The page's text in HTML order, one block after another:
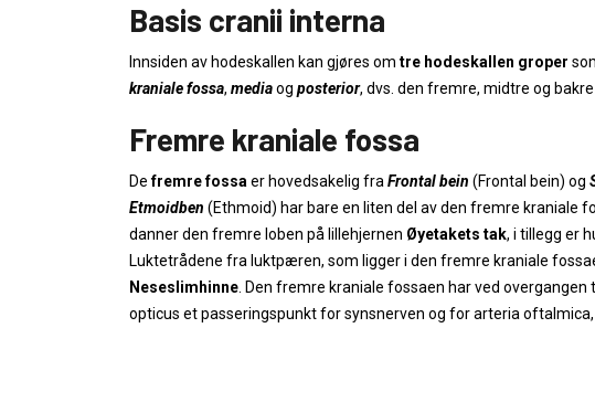
Basis cranii interna
Innsiden av hodeskallen kan gjøres om tre hodeskallen groper
kraniale fossa, mediaog posterior, dvs. den fremre, midtre og bakre
Fremre kraniale fossa
Defremre fossa er hovedsakelig fra Frontal bein (Frontal bein) og
Etmoidben (Ethmoid) har bare en liten del av den fremre kraniale
danner den fremre loben på lillehjernen Øyetakets tak, i tillegg er
Luktetrådene fra luktpæren, som ligger i den fremre kraniale
Neseslimhinne . Den fremre kraniale fossaen har ved
opticus et passeringspunkt for synsnerven og for arteria